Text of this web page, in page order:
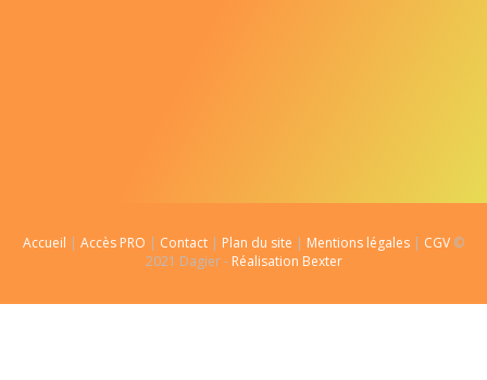
Accueil | Accès PRO | Contact | Plan du site | Mentions légales | CGV ©
2021 Dagier - Réalisation Bexter